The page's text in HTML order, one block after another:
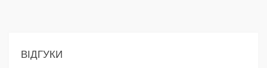
ВІДГУКИ